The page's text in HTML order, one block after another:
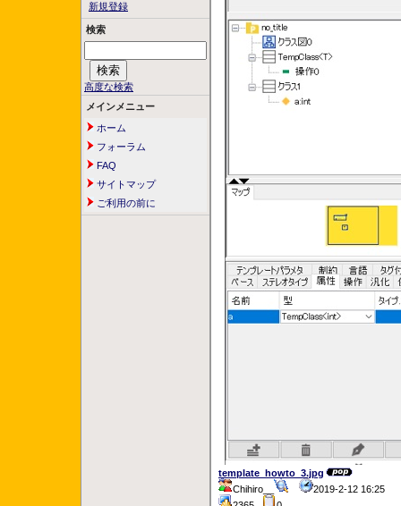
新規登録
検索
高度な検索
メインメニュー
ホーム
フォーラム
FAQ
サイトマップ
ご利用の前に
template_howto_3.jpg
Chihiro__
2019-2-12 16:25